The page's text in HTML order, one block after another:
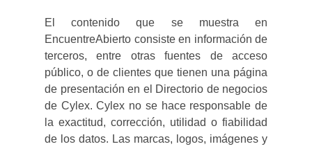
El contenido que se muestra en
EncuentreAbierto consiste en información de
terceros, entre otras fuentes de acceso
público, o de clientes que tienen una página
de presentación en el Directorio de negocios
de Cylex. Cylex no se hace responsable de
la exactitud, corrección, utilidad o fiabilidad
de los datos. Las marcas, logos, imágenes y